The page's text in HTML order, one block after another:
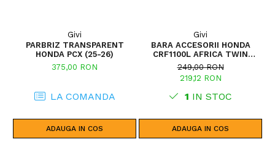
Givi
PARBRIZ TRANSPARENT
HONDA PCX (25-26)
375,00 RON
LA COMANDA
ADAUGA IN COS
Givi
BARA ACCESORII HONDA
CRF1100L AFRICA TWIN
ADVENTURE SPORTS (20 - 23)
CRF1100L AFRICA TWIN
ADVENTURE SPORTS (24)
CRF1100L AFRICA TWIN (20 -
249,00 RON
219,12 RON
1 IN STOC
ADAUGA IN COS